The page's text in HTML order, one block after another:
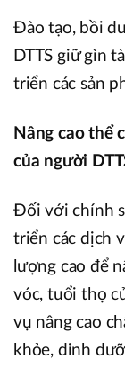
Đào tạo, bồi
DTTS giữ gìn
triển các sản
Nâng cao thể
của người
Đối với chính
triển các dịch
lượng cao để
vóc, tuổi thọ
vụ nâng cao
khỏe, dinh